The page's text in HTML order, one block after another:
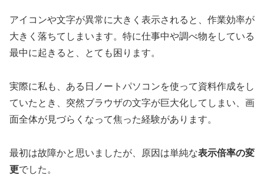
アイコンや文字が異常に大きく表示されると、作業効率が
大きく落ちてしまいます。特に仕事中や調べ物をしている
最中に起きると、とても困ります。
実際に私も、ある日ノートパソコンを使って資料作成をし
ていたとき、突然ブラウザの文字が巨大化してしまい、画
面全体が見づらくなって焦った経験があります。
最初は故障かと思いましたが、原因は単純な表示倍率の変
更でした。